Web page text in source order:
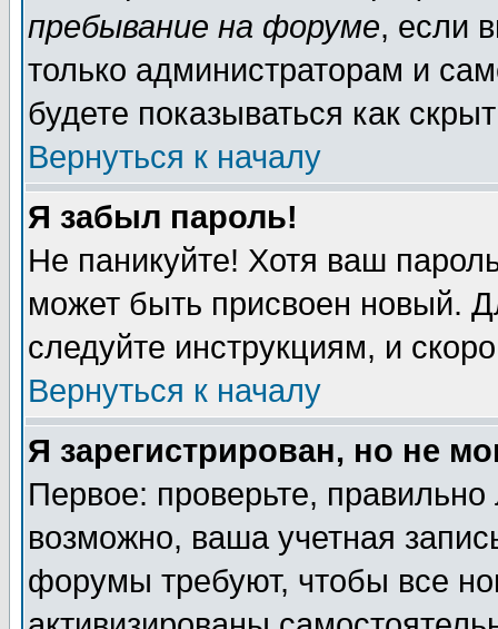
пребывание на форуме, если
только администраторам и
будете показываться как
Вернуться к началу
Я забыл пароль!
Не паникуйте! Хотя ваш
может быть присвоен новый.
следуйте инструкциям, и
Вернуться к началу
Я зарегистрирован, но не
Первое: проверьте,
возможно, ваша учетная
форумы требуют, чтобы все